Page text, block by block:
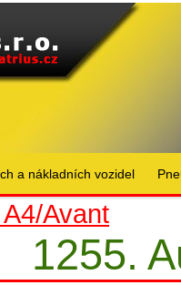
a nákladních vozidel
Avant
1255.